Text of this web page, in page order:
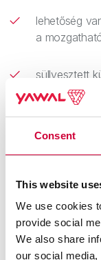
Consent
This website
We use cookies
provide social
We also share
our social
lehetőség
a
süllyesztett
lehetősége
automatikus